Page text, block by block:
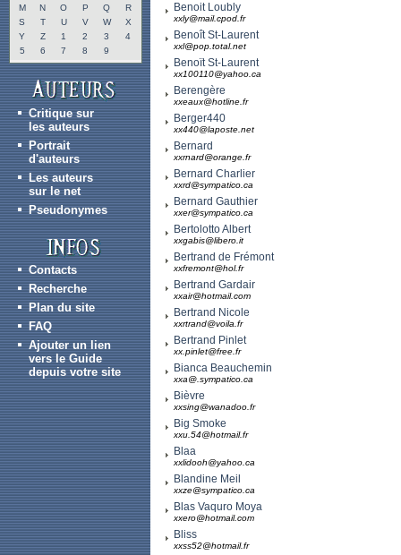
M
N O P Q
R
S
T U V W
X
Y
Z 1 2 3
4
5
6 7 8 9
Critique sur
les auteurs
Portrait
d'auteurs
Les auteurs
sur le net
Pseudonymes
Contacts
Recherche
Plan du site
FAQ
Ajouter un lien
vers le Guide
depuis votre site
Benoit Loubly
xxly@mail.cpod.fr
Benoît St-Laurent
xxl@pop.total.net
Benoït St-Laurent
xx100110@yahoo.ca
Berengère
xxeaux@hotline.fr
Berger440
xx440@laposte.net
Bernard
xxrnard@orange.fr
Bernard Charlier
xxrd@sympatico.ca
Bernard Gauthier
xxer@sympatico.ca
Bertolotto Albert
xxgabis@libero.it
Bertrand de Frémont
xxfremont@hol.fr
Bertrand Gardair
xxair@hotmail.com
Bertrand Nicole
xxrtrand@voila.fr
Bertrand Pinlet
xx.pinlet@free.fr
Bianca Beauchemin
xxa@.sympatico.ca
Bièvre
xxsing@wanadoo.fr
Big Smoke
xxu.54@hotmail.fr
Blaa
xxlidooh@yahoo.ca
Blandine Meil
xxze@sympatico.ca
Blas Vaquro Moya
xxero@hotmail.com
Bliss
xxss52@hotmail.fr